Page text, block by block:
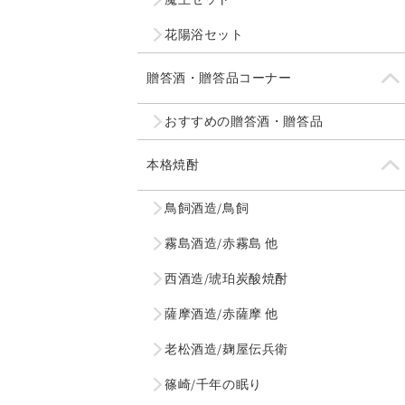
花陽浴セット
贈答酒・贈答品コーナー
おすすめの贈答酒・贈答品
本格焼酎
鳥飼酒造/鳥飼
霧島酒造/赤霧島 他
西酒造/琥珀炭酸焼酎
薩摩酒造/赤薩摩 他
老松酒造/麹屋伝兵衛
篠崎/千年の眠り